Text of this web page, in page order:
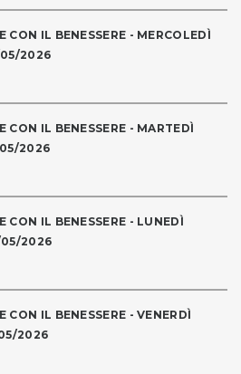
CON IL BENESSERE - MERCOLEDÌ
2026
CON IL BENESSERE - MARTEDÌ
2026
CON IL BENESSERE - LUNEDÌ
2026
CON IL BENESSERE - VENERDÌ
2026